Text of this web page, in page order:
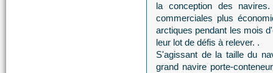
la conception des
commerciales plus
arctiques pendant les mois
leur lot de défis à relever. .
S'agissant de la taille du
grand navire porte-